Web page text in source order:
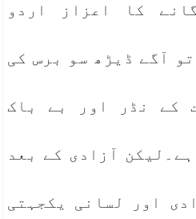
کا اعزاز اردو
آگے ڈیڑھ سو برس کی
کے نڈر اور بے باک
آزادی کے بعد
اور لسانی یکجہتی